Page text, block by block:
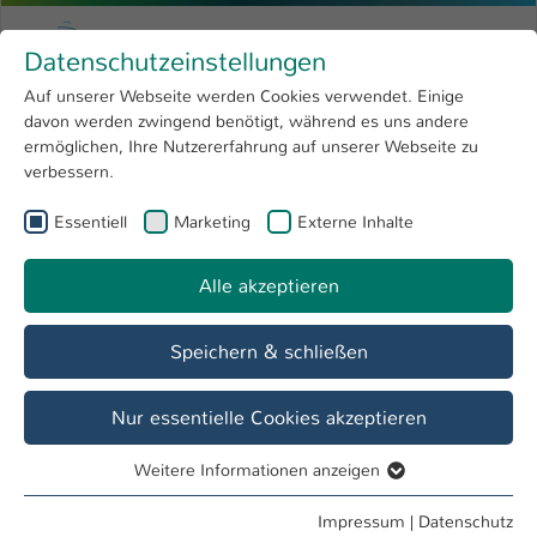
Menu
Forschung 4
Open submenu
Hochschule
International
Zum Hauptinhalt springen
Hochschule Kaiserslautern
Sie sind hier:
Suche
Personenverzeichnis
Studiengänge
Datenschutzeinstellungen
Auf unserer Webseite werden Cookies verwendet. Einige
davon werden zwingend benötigt, während es uns andere
ermöglichen, Ihre Nutzererfahrung auf unserer Webseite zu
verbessern.
Essentiell Marketing Externe Inhalte
Alle akzeptieren
Speichern & schließen
Nur essentielle Cookies akzeptieren
Essentielle Cookies werden für grundlegende Funktionen
Weitere Informationen anzeigen
Impressum | Datenschutz